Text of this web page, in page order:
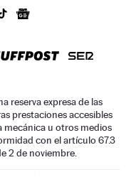
reserva expresa de las
prestaciones accesibles
mecánica u otros medios
con el artículo 67.3
2 de noviembre.